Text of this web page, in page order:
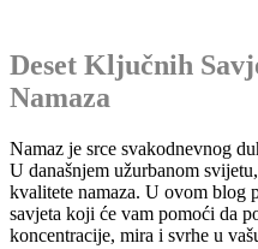
Deset Ključnih
Namaza
Namaz je srce svakodnevnog
U današnjem užurbanom
kvalitete namaza. U ovom blog
savjeta koji će vam pomoći da
koncentracije, mira i svrhe u